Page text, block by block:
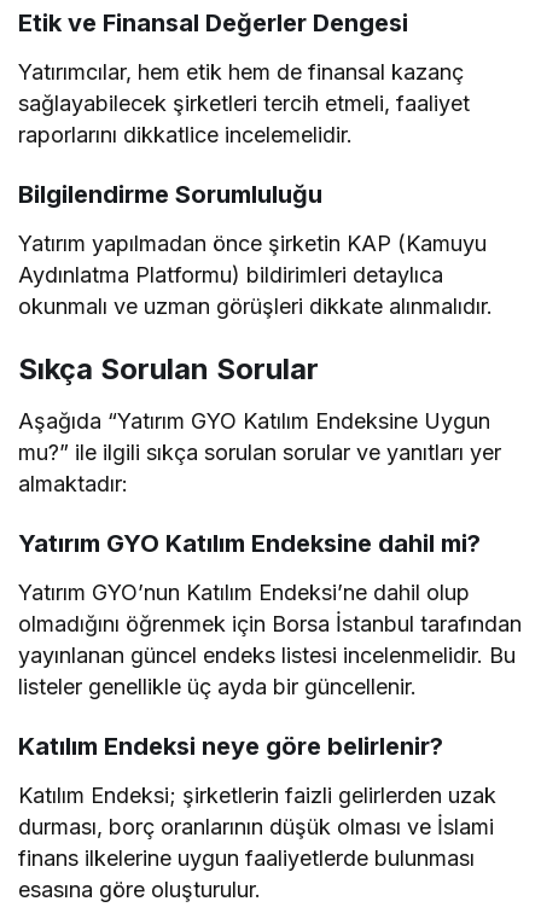
Etik ve Finansal Değerler Dengesi
Yatırımcılar, hem etik hem de finansal kazanç
sağlayabilecek şirketleri tercih etmeli, faaliyet
raporlarını dikkatlice incelemelidir.
Bilgilendirme Sorumluluğu
Yatırım yapılmadan önce şirketin KAP (Kamuyu
Aydınlatma Platformu) bildirimleri detaylıca
okunmalı ve uzman görüşleri dikkate alınmalıdır.
Sıkça Sorulan Sorular
Aşağıda “Yatırım GYO Katılım Endeksine Uygun
mu?” ile ilgili sıkça sorulan sorular ve yanıtları yer
almaktadır:
Yatırım GYO Katılım Endeksine dahil mi?
Yatırım GYO’nun Katılım Endeksi’ne dahil olup
olmadığını öğrenmek için Borsa İstanbul tarafından
yayınlanan güncel endeks listesi incelenmelidir. Bu
listeler genellikle üç ayda bir güncellenir.
Katılım Endeksi neye göre belirlenir?
Katılım Endeksi; şirketlerin faizli gelirlerden uzak
durması, borç oranlarının düşük olması ve İslami
finans ilkelerine uygun faaliyetlerde bulunması
esasına göre oluşturulur.